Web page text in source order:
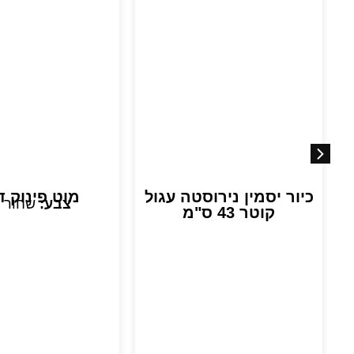
כיור יסמין נירוסטה עגול
קוטר 43 ס"מ
מוט פינוק
צבע: